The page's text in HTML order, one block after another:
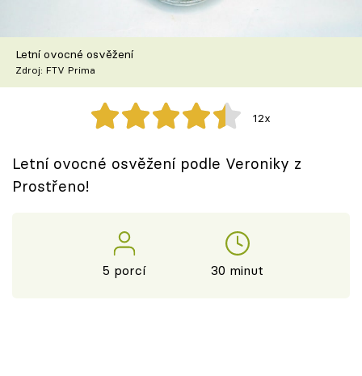
Recepty z TV
Speciál: Cuketa
Těhotnej kuchař
Sledujte prima+
Letní ovocné osvěžení
Zdroj: FTV Prima
12x
Letní ovocné osvěžení podle Veroniky z
Prostřeno!
5 porcí 30 minut